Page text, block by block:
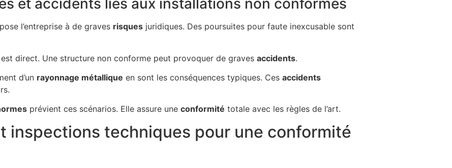
et accidents liés aux installations non conformes
l’entreprise à de graves risques juridiques. Des poursuites pour faute inexcusable sont
direct. Une structure non conforme peut provoquer de graves accidents.
d’un rayonnage métallique en sont les conséquences typiques. Ces accidents
prévient ces scénarios. Elle assure une conformité totale avec les règles de l’art.
inspections techniques pour une conformité